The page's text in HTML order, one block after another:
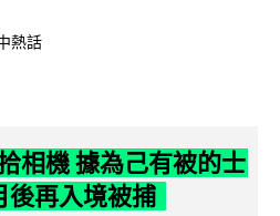
熱話
相機 據為己有被的士
後再入境被捕